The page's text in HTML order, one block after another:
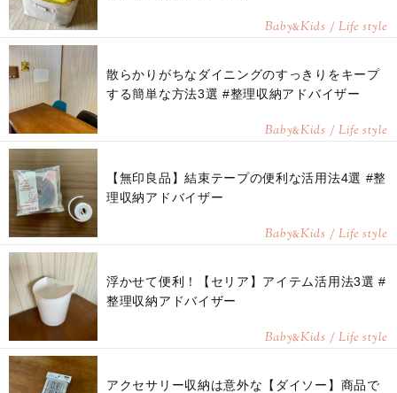
Baby&Kids / Life style
散らかりがちなダイニングのすっきりをキープ
する簡単な方法3選 #整理収納アドバイザー
Baby&Kids / Life style
【無印良品】結束テープの便利な活用法4選 #整
理収納アドバイザー
Baby&Kids / Life style
浮かせて便利！【セリア】アイテム活用法3選 #
整理収納アドバイザー
Baby&Kids / Life style
アクセサリー収納は意外な【ダイソー】商品で